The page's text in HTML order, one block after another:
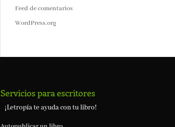
Feed de comentarios
WordPress.org
Servicios para escritores
¡Letropía te ayuda con tu libro!